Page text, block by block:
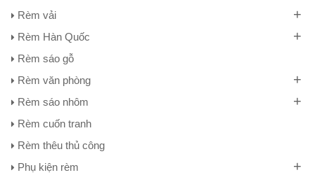
Rèm vải
+
Rèm Hàn Quốc +
Rèm sáo gỗ
Rèm văn phòng
+
Rèm sáo nhôm +
Rèm cuốn tranh
Rèm thêu thủ công
Phụ kiện rèm
+